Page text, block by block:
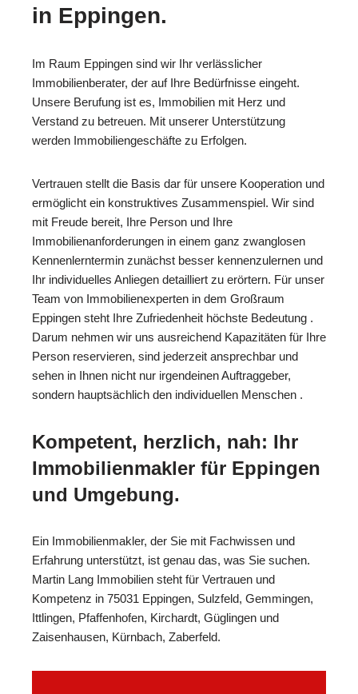
in Eppingen.
Im Raum Eppingen sind wir Ihr verlässlicher
Immobilienberater, der auf Ihre Bedürfnisse eingeht.
Unsere Berufung ist es, Immobilien mit Herz und
Verstand zu betreuen. Mit unserer Unterstützung
werden Immobiliengeschäfte zu Erfolgen.
Vertrauen stellt die Basis dar für unsere Kooperation und
ermöglicht ein konstruktives Zusammenspiel. Wir sind
mit Freude bereit, Ihre Person und Ihre
Immobilienanforderungen in einem ganz zwanglosen
Kennenlerntermin zunächst besser kennenzulernen und
Ihr individuelles Anliegen detailliert zu erörtern. Für unser
Team von Immobilienexperten in dem Großraum
Eppingen steht Ihre Zufriedenheit höchste Bedeutung .
Darum nehmen wir uns ausreichend Kapazitäten für Ihre
Person reservieren, sind jederzeit ansprechbar und
sehen in Ihnen nicht nur irgendeinen Auftraggeber,
sondern hauptsächlich den individuellen Menschen .
Kompetent, herzlich, nah: Ihr
Immobilienmakler für Eppingen
und Umgebung.
Ein Immobilienmakler, der Sie mit Fachwissen und
Erfahrung unterstützt, ist genau das, was Sie suchen.
Martin Lang Immobilien steht für Vertrauen und
Kompetenz in 75031 Eppingen, Sulzfeld, Gemmingen,
Ittlingen, Pfaffenhofen, Kirchardt, Güglingen und
Zaisenhausen, Kürnbach, Zaberfeld.